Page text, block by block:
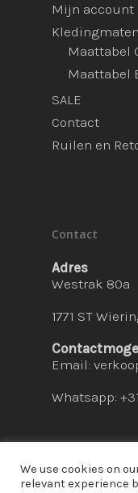
Mijn account
Maattabel
Maattabel
SALE
Contact
Ruilen en
Contact
Adres
Westrak 80a
1771 ST
Email:
Whatsapp:
We use cookies on
relevant experience